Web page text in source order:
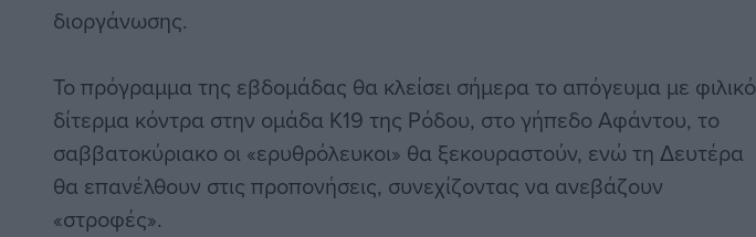
διοργάνωσης.
Το πρόγραμμα της εβδομάδας θα κλείσει σήμερα το απόγευμα με φιλικό
δίτερμα κόντρα στην ομάδα Κ19 της Ρόδου, στο γήπεδο Αφάντου, το
σαββατοκύριακο οι «ερυθρόλευκοι» θα ξεκουραστούν, ενώ τη Δευτέρα
θα επανέλθουν στις προπονήσεις, συνεχίζοντας να ανεβάζουν
«στροφές».